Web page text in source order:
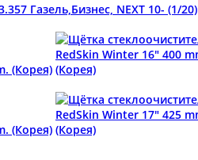
Газель,Бизнес, NEXT 10- (1/20)
(Корея)
(Корея)